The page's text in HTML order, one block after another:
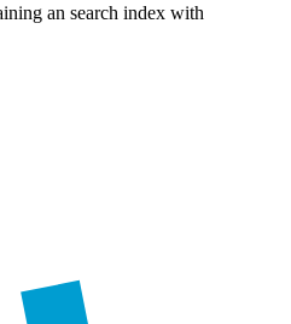
an search index with